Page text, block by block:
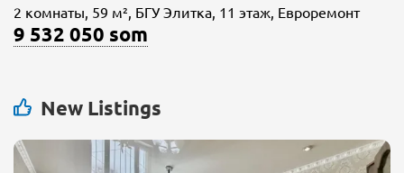
2 комнаты, 59 м², БГУ Элитка, 11 этаж, Евроремонт
9 532 050 som
New Listings